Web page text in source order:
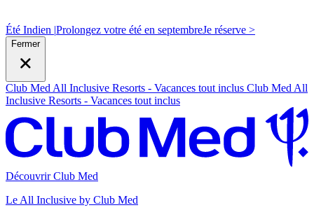
Été Indien |Prolongez votre été en septembreJe réserve >
Fermer
Club Med All Inclusive Resorts - Vacances tout inclus Club Med All
Inclusive Resorts - Vacances tout inclus
Découvrir Club Med
Le All Inclusive by Club Med